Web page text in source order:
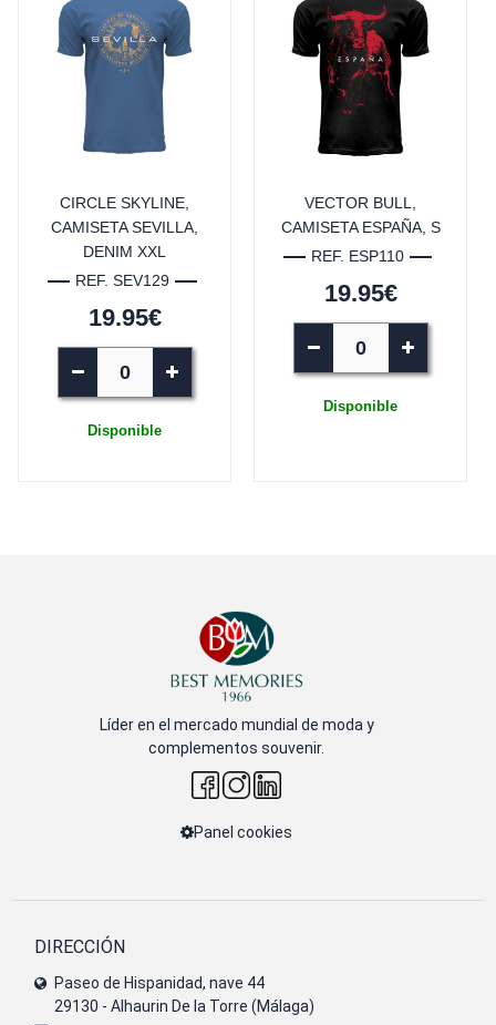
CIRCLE SKYLINE,
CAMISETA SEVILLA,
DENIM XXL
REF. SEV129
19.95€
Disponible
VECTOR BULL,
CAMISETA ESPAÑA, S
REF. ESP110
19.95€
Disponible
Líder en el mercado mundial de moda y
complementos souvenir.
Panel cookies
DIRECCIÓN
Paseo de Hispanidad, nave 44
29130 - Alhaurin De la Torre (Málaga)